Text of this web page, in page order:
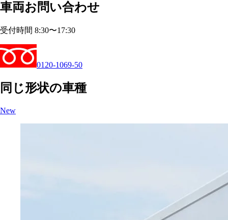
車両お問い合わせ
受付時間 8:30〜17:30
0120-1069-50
同じ形状の車種
New